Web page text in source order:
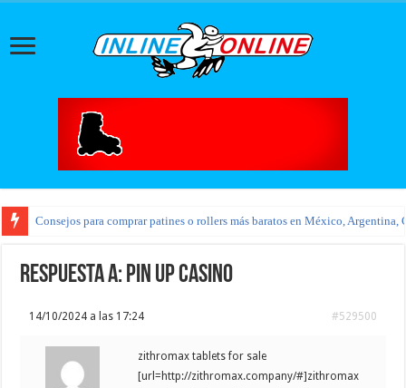
Consejos para comprar patines o rollers más baratos en México, Argentina,
Respuesta a: pin up casino
14/10/2024 a las 17:24 #529500
zithromax tablets for sale
[url=http://zithromax.company/#]zithromax